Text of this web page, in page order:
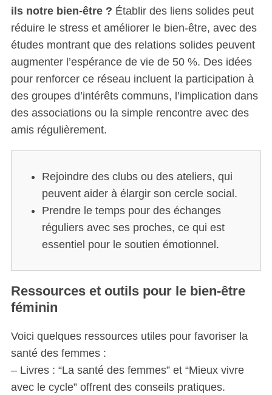
ils notre bien-être ? Établir des liens solides peut
réduire le stress et améliorer le bien-être, avec des
études montrant que des relations solides peuvent
augmenter l’espérance de vie de 50 %. Des idées
pour renforcer ce réseau incluent la participation à
des groupes d’intérêts communs, l’implication dans
des associations ou la simple rencontre avec des
amis régulièrement.
Rejoindre des clubs ou des ateliers, qui
peuvent aider à élargir son cercle social.
Prendre le temps pour des échanges
réguliers avec ses proches, ce qui est
essentiel pour le soutien émotionnel.
Ressources et outils pour le bien-être
féminin
Voici quelques ressources utiles pour favoriser la
santé des femmes :
– Livres : “La santé des femmes” et “Mieux vivre
avec le cycle” offrent des conseils pratiques.